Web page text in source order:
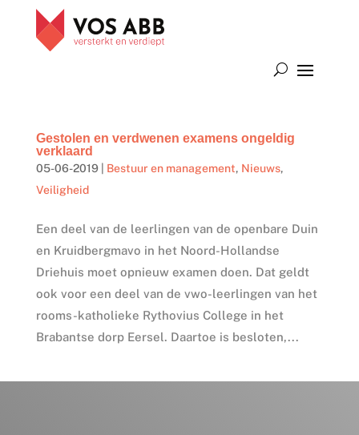
Gestolen en verdwenen examens ongeldig
verklaard
05-06-2019| Bestuur en management, Nieuws,
Veiligheid
Een deel van de leerlingen van de openbare Duin
en Kruidbergmavo in het Noord-Hollandse
Driehuis moet opnieuw examen doen. Dat geldt
ook voor een deel van de vwo-leerlingen van het
rooms-katholieke Rythovius College in het
Brabantse dorp Eersel. Daartoe is besloten,...